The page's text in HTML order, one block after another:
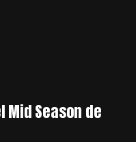
Mid Season de